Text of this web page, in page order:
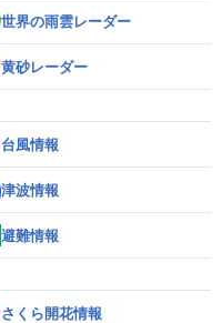
世界の雨雲レーダー
黄砂レーダー
台風情報
津波情報
避難情報
さくら開花情報